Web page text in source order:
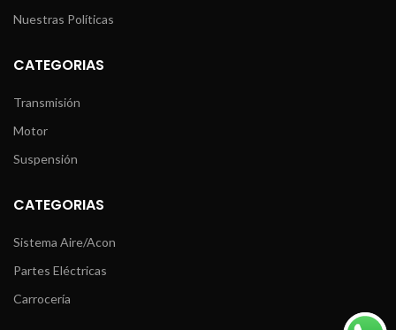
Nuestras Políticas
CATEGORIAS
Transmisión
Motor
Suspensión
CATEGORIAS
Sistema Aire/Acon
Partes Eléctricas
Carrocería